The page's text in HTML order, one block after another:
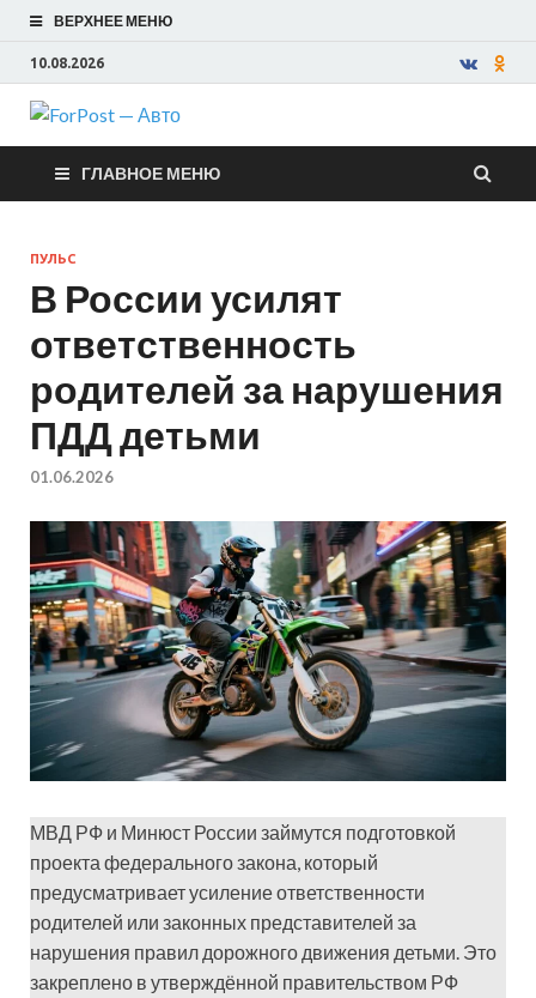
ВЕРХНЕЕ МЕНЮ
10.08.2026
ForPost —
Авто
ГЛАВНОЕ МЕНЮ
ПУЛЬС
В России усилят
ответственность
родителей за нарушения
ПДД детьми
01.06.2026
МВД РФ и Минюст России займутся подготовкой
проекта федерального закона, который
предусматривает усиление ответственности
родителей или законных представителей за
нарушения правил дорожного движения детьми. Это
закреплено в утверждённой правительством РФ